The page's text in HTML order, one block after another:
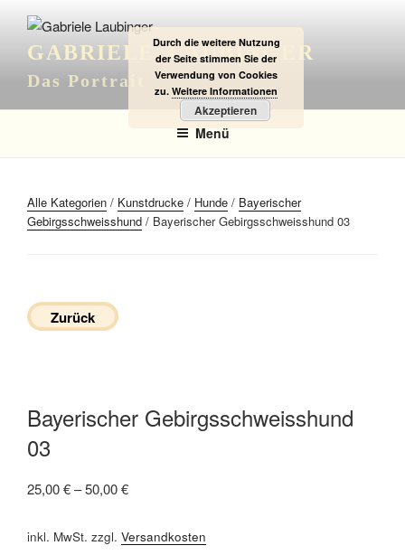
Inhalt
springenGABRIELE LAUBINGER
Das Portrait
Menü
Alle Kategorien / Kunstdrucke / Hunde / Bayerischer
Gebirgsschweisshund / Bayerischer Gebirgsschweisshund 03
Zurück
Bayerischer Gebirgsschweisshund
03
25,00€–50,00€
inkl. MwSt. zzgl. Versandkosten
Durch die weitere Nutzung
der Seite stimmen Sie der
Verwendung von Cookies
zu. Weitere Informationen
Akzeptieren